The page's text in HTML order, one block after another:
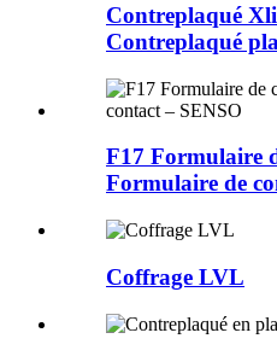
Contreplaqué
Contreplaqué
F17 Formulaire
Formulaire de
Coffrage LVL